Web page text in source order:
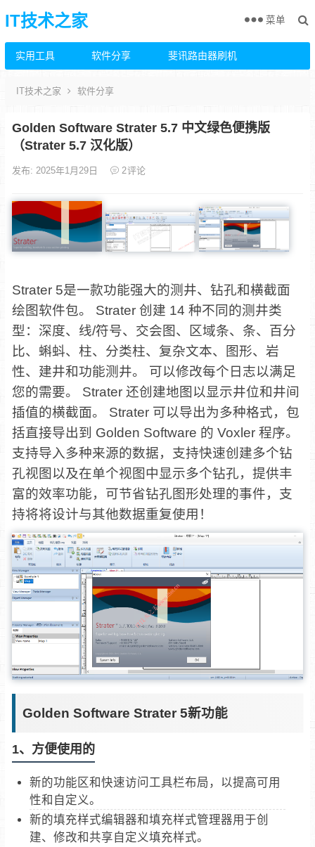
IT技术之家
实用工具 软件分享 斐讯路由器刷机
菜单
IT技术之家 软件分享
Golden Software Strater 5.7 中文绿色便携版
（Strater 5.7 汉化版）
发布: 2025年1月29日 2评论
Strater 5是一款功能强大的测井、钻孔和横截面
绘图软件包。 Strater 创建 14 种不同的测井类
型：深度、线/符号、交会图、区域条、条、百分
比、蝌蚪、柱、分类柱、复杂文本、图形、岩
性、建井和功能测井。 可以修改每个日志以满足
您的需要。 Strater 还创建地图以显示井位和井间
插值的横截面。 Strater 可以导出为多种格式，包
括直接导出到 Golden Software 的 Voxler 程序。
支持导入多种来源的数据，支持快速创建多个钻
孔视图以及在单个视图中显示多个钻孔，提供丰
富的效率功能，可节省钻孔图形处理的事件，支
持将将设计与其他数据重复使用！
Golden Software Strater 5新功能
1、方便使用的
新的功能区和快速访问工具栏布局，以提高可用
性和自定义。
新的填充样式编辑器和填充样式管理器用于创
建、修改和共享自定义填充样式。